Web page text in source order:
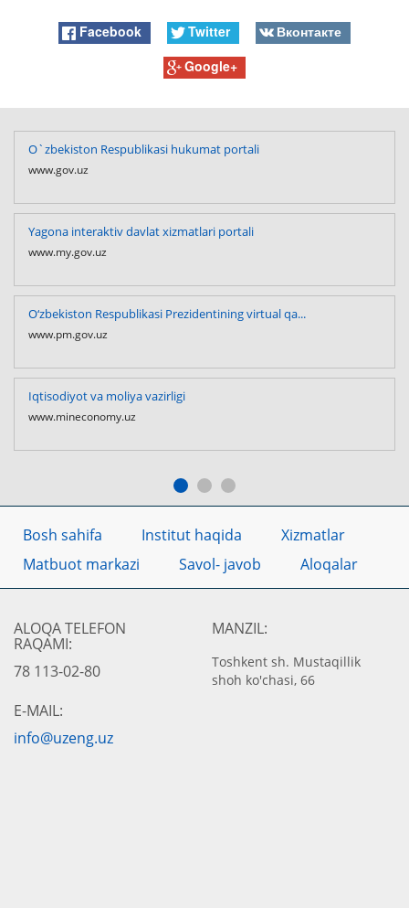
Facebook Twitter
Вконтакте
Google+
O`zbekiston Respublikasi hukumat portali
www.gov.uz
Yagona interaktiv davlat xizmatlari portali
www.my.gov.uz
O‘zbekiston Respublikasi Prezidentining virtual qa...
www.pm.gov.uz
Iqtisodiyot va moliya vazirligi
www.mineconomy.uz
Bosh sahifa Institut haqida
Xizmatlar
Matbuot markazi
Savol- javob Aloqalar
ALOQA TELEFON
RAQAMI:
78 113-02-80
MANZIL:
Toshkent sh. Mustaqillik
shoh ko'chasi, 66
E-MAIL:
info@uzeng.uz